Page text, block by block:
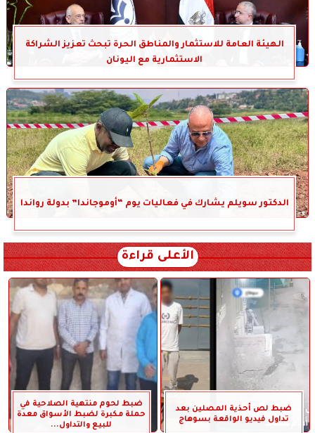
الهيئة العامة للاستثمار والمناطق الحرة تبحث تعزيز الشراكة
الاستثمارية مع اليونان
الدكتور سويلم يشارك في فعاليات يوم “أوموجاندا” بدولة رواندا
الأعلى قراءة
ضبط لص أحذية المصلين بعد
تداول فيديو الواقعة بسوهاج
ضبط لحوم منتهية الصلاحية في
حملة مكبرة لضبط الأسواق معدة
للبيع والتداول...